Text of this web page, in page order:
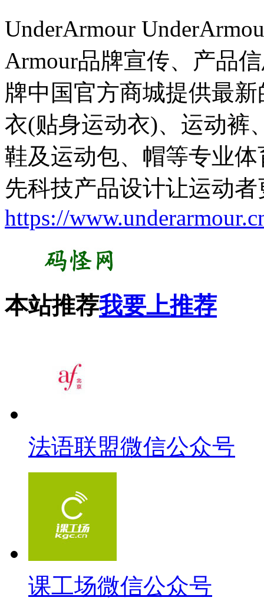
UnderArmour
Armour品牌宣传、产品
牌中国官方商城提供最
衣(贴身运动衣)、运动裤
鞋及运动包、帽等专业
先科技产品设计让运动
https://
本站推荐我要上推荐
法语联盟微信公众号
课工场微信公众号